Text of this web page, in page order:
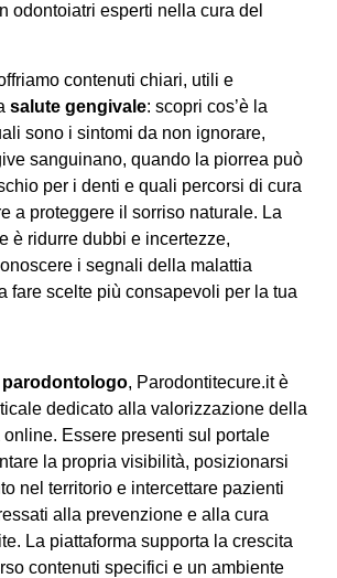
odontoiatri esperti nella cura del
contenuti chiari, utili e
salute gengivale: scopri cos’è la
sono i sintomi da non ignorare,
sanguinano, quando la piorrea può
per i denti e quali percorsi di cura
a proteggere il sorriso naturale. La
è ridurre dubbi e incertezze,
i segnali della malattia
fare scelte più consapevoli per la tua
, Parodontitecure.it è
dedicato alla valorizzazione della
Essere presenti sul portale
la propria visibilità, posizionarsi
nel territorio e intercettare pazienti
alla prevenzione e alla cura
La piattaforma supporta la crescita
contenuti specifici e un ambiente